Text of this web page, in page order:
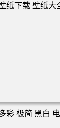
车 汽车 车辆 黑
纸大全